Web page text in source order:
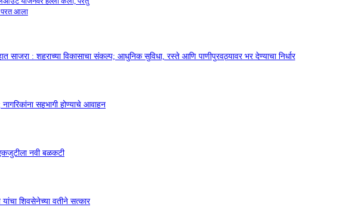
परत आला
साजरा : शहराच्या विकासाचा संकल्प; आधुनिक सुविधा, रस्ते आणि पाणीपुरवठ्यावर भर देण्याचा निर्धार
नागरिकांना सहभागी होण्याचे आवाहन
नवी बळकटी
शिवसेनेच्या वतीने सत्कार